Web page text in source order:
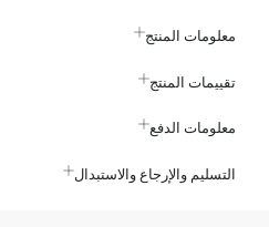
معلومات المنتج
تقييمات المنتج
معلومات الدفع
التسليم والإرجاع والاستبدال